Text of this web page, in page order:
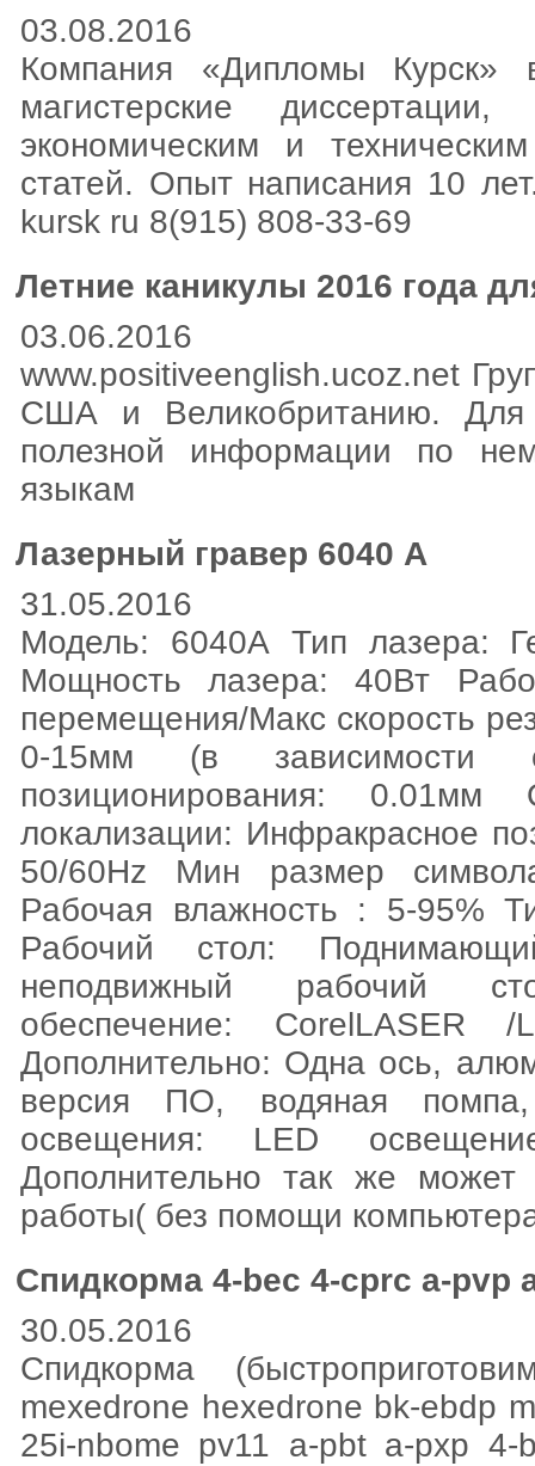
03.08.2016
Компания «Дипломы Курск»
магистерские
экономическим и
статей. Опыт написания 10
kursk ru 8(915) 808-33-69
Летние каникулы 2016 года
03.06.2016
www.positiveenglish.ucoz.net
США и Великобританию. Для
полезной информации по
языкам
Лазерный гравер 6040 A
31.05.2016
Модель: 6040А Тип лазера:
Мощность лазера: 40Вт
перемещения/Макс скорость
0-15мм (в зависимости
позиционирования:
локализации: Инфракрасное
50/60Hz Мин размер
Рабочая влажность : 5-95%
Рабочий стол:
неподвижный рабочий
обеспечение: CorelLASER /
Дополнительно: Одна ось,
версия ПО, водяная
освещения: LED
Дополнительно так же
работы( без помощи
Спидкорма 4-bec 4-cprc a-pvp
30.05.2016
Спидкорма
mexedrone hexedrone bk-ebdp
25i-nbome pv11 a-pbt a-pxp